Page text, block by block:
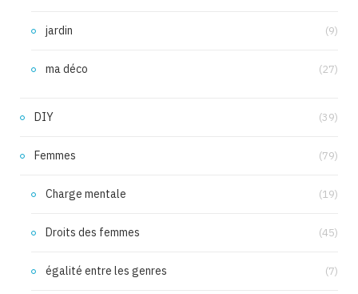
jardin (9)
ma déco (27)
DIY (39)
Femmes (79)
Charge mentale (19)
Droits des femmes (45)
égalité entre les genres (7)